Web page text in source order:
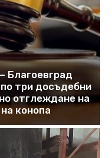
Благоевград
три досъдебни
отглеждане на
конопа